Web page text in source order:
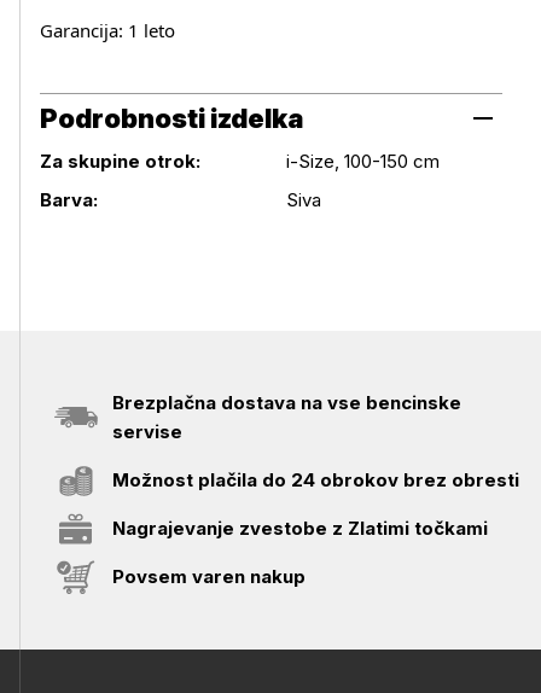
Garancija: 1 leto
Podrobnosti izdelka
Podrobnosti izdelka
Za skupine otrok:
i-Size, 100-150 cm
Barva:
Siva
Brezplačna dostava na vse bencinske
servise
Možnost plačila do 24 obrokov brez obresti
Nagrajevanje zvestobe z Zlatimi točkami
Povsem varen nakup